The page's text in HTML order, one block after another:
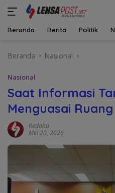
Beranda Berita Politik
Beranda Nasional
Nasional
Saat Informasi
Menguasai
Redaksi
Mei 20, 2026